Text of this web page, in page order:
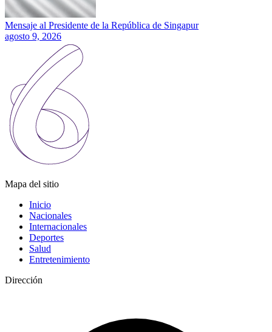
Mensaje al Presidente de la República de Singapur
agosto 9, 2026
Mapa del sitio
Inicio
Nacionales
Internacionales
Deportes
Salud
Entretenimiento
Dirección